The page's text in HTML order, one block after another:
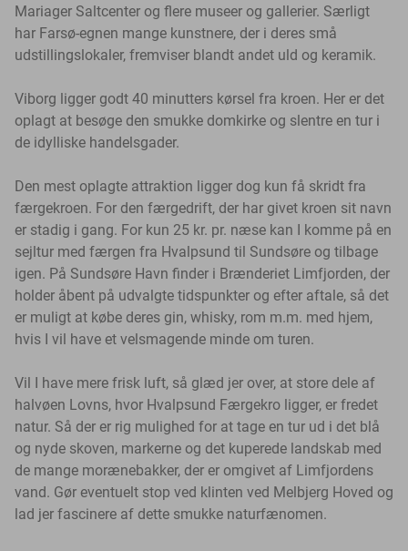
Mariager Saltcenter og flere museer og gallerier. Særligt
har Farsø-egnen mange kunstnere, der i deres små
udstillingslokaler, fremviser blandt andet uld og keramik.
Viborg ligger godt 40 minutters kørsel fra kroen. Her er det
oplagt at besøge den smukke domkirke og slentre en tur i
de idylliske handelsgader.
Den mest oplagte attraktion ligger dog kun få skridt fra
færgekroen. For den færgedrift, der har givet kroen sit navn
er stadig i gang. For kun 25 kr. pr. næse kan I komme på en
sejltur med færgen fra Hvalpsund til Sundsøre og tilbage
igen. På Sundsøre Havn finder i Brænderiet Limfjorden, der
holder åbent på udvalgte tidspunkter og efter aftale, så det
er muligt at købe deres gin, whisky, rom m.m. med hjem,
hvis I vil have et velsmagende minde om turen.
Vil I have mere frisk luft, så glæd jer over, at store dele af
halvøen Lovns, hvor Hvalpsund Færgekro ligger, er fredet
natur. Så der er rig mulighed for at tage en tur ud i det blå
og nyde skoven, markerne og det kuperede landskab med
de mange morænebakker, der er omgivet af Limfjordens
vand. Gør eventuelt stop ved klinten ved Melbjerg Hoved og
lad jer fascinere af dette smukke naturfænomen.